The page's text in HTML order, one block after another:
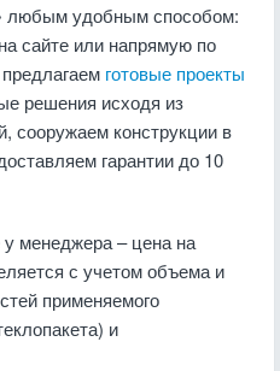
любым удобным способом:
сайте или напрямую по
готовые проекты
решения исходя из
сооружаем конструкции в
гарантии до 10
у менеджера – цена на
с учетом объема и
применяемого
и